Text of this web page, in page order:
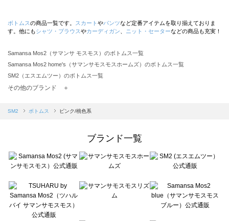
ボトムスの商品一覧です。 スカート やパンツなど定番アイテムを取り揃えておりま
す。他にもシャツ・ブラウスやカーディガン ニット・セーターなどの商品も充実！
Samansa Mos2（サマンサ モスモス）のボトムス一覧
Samansa Mos2 home's（サマンサモスモスホームズ）のボトムス一覧
SM2（エスエムツー）のボトムス一覧
TSUHARU by Samansa Mos2（ツハルバイサマンサモスモス）のボトムス一覧
Samansa Mos2 blue（サマンサモスモス ブルー）のボトムス一覧
sō4ū（ソウフォーユー）のボトムス一覧
Te chichi（テチチ）のボトムス一覧
Te chichi CLASSIC（テチチ クラシック）のボトムス一覧
Lugnoncure（ルノンキュール）のボトムス一覧
BETTY'S BLUE（べティーズブルー）のボトムス一覧
Wpc.（ワールドパーティー）のボトムス一覧
その他のブランド ＋
SM2 ボトムス ピンク/桃色系
ブランド一覧